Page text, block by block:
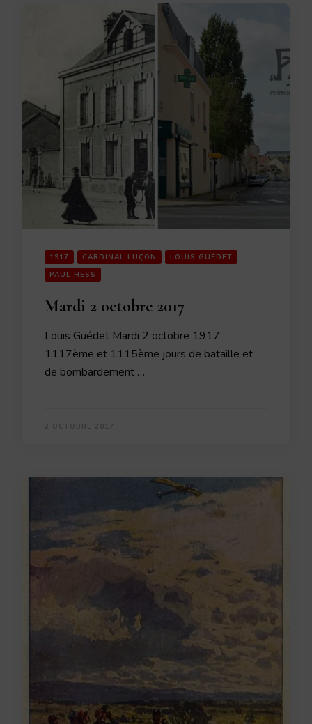
1917 CARDINAL LUÇON
LOUIS GUÉDET
PAUL HESS
Mardi 2 octobre 2017
Louis Guédet Mardi 2 octobre 1917
1117ème et 1115ème jours de bataille et
de bombardement …